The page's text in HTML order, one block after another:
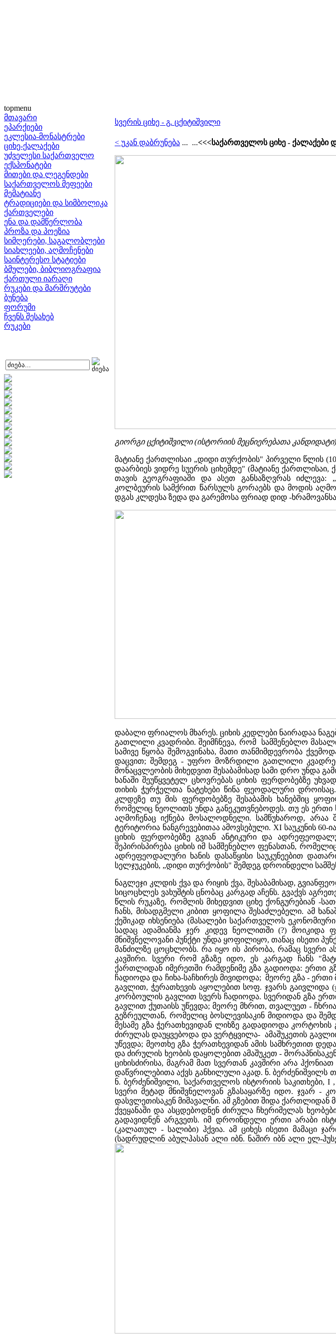
topmenu
მთავარი
ეპარქიები
ეკლესია-მონასტრები
ციხე-ქალაქები
უძველესი საქართველო
ექსპონატები
მითები და ლეგენდები
საქართველოს მეფეები
მემატიანე
ტრადიციები და სიმბოლიკა
ქართველები
ენა და დამწერლობა
პროზა და პოეზია
სიმღერები, საგალობლები
სიახლეები, აღმოჩენები
საინტერესო სტატიები
ბმულები, ბიბლიოგრაფია
ქართული იარაღი
რუკები და მარშრუტები
ბუნება
ფორუმი
ჩვენს შესახებ
რუკები
სვერის ციხე - გ. ცქიტიშვილი
< უკან დაბრუნება ... ...<<<საქართველოს ციხე - ქალაქები
გიორგი ცქიტიშვილი (ისტორიის მეცნიერებათა
მატიანე ქართლისაი „დიდი თურქობის" პირველი წლის
დაარბიეს ვიდრე სუერის ციხემდე" (მატიანე ქართლისაი,
თავის გეოგრაფიაში და ასეთ განსაზღვრას იძლევა:
კოლბეურის სამქრით წარსულს გორაებს და მოდის
დგას კლდესა ზედა და გარემოსა ფრიად დიდ -
დაბალი ფრიალოს მხარეს. ციხის კედლები ნაირადაა
გათლილი კვადრიბი. შეიმჩნევა, რომ სამშენებლო
სამივე წყობა შემოგვინახა, მათი თანმიმდევრობა
დაცვით; შემდეგ - უფრო მოზრდილი გათლილი
მონაცვლეობის მიხედვით შესაბამისად სამი დრო
ხანაში შეუწყვეტელ ცხოვრებას ციხის ფერდობებზე
თიხის ჭურჭელთა ნატეხები წინა ფეოდალური დროისაც.
კლდეზე თუ მის ფერდობებზე შესაბამის ხანებშიც
რომელიც ნეოლითს უნდა განეკუთვნებოდეს. თუ ეს ერთი
აღმოჩენაც იქნება მოსალოდნელი. სამწუხაროდ, არაა
ტერიტორია ნანგრევებითაა ამოვსებული. XI საუკუნის 60-
ციხის ფერდობებზე გვიან ანტიკური და
შეპირისპირება ციხის იმ სამშენებლო ფენასთან,
ადრეფეოდალური ხანის დასაწყისი საუკუნეებით
სელჯუკების, „დიდი თურქობის" შემდეგ დროინდელი
ნაგლეჯი კლდის ქვა და რიყის ქვა, შესაბამისად,
სიცოცხლეს ვახუშტის ცნობაც კარგად აჩენს. გვაქვს
წლის რუკაზე, რომლის მიხედვით ციხე ქონგურებიან -
ჩანს, მისადგმელი კიბით ყოფილა შესაძლებელი. ამ
ქეშიკად იხსენიება (მასალები საქართველოს
სადაც ადამიანმა ჯერ კიდევ ნეოლითში (?) მოიკიდა
მნიშვნელოვანი პუნქტი უნდა ყოფილიყო, თანაც ისეთი
მანძილზე ცოცხლობს. რა იყო ის პირობა, რამაც სვერი
კავშირი. სვერი რომ გზაზე იდო, ეს კარგად ჩანს
ქართლიდან იმერეთში რამდენიმე გზა გადიოდა: ერთი
ჩადიოდა და ჩიხა-საჩხირეს მივიდოდა; მეორე გზა -
გავლით, ჭერათხევის აყოლებით სოფ. ჯვარს გაივლიდა
კორბოულის გავლით სვერს ჩადიოდა. სვერიდან გზა
გავლით ქუთაისს უწევდა; მეორე მხრით, თვალუეთ -
გეზრეულთან, რომელიც ბოსლევისაკინ მიდიოდა და
მესამე გზა ჭერათხევიდან ლიხზე გადადიოდა
ძირულას დაუყვებოდა და ვერტყვილა- ამაშუკეთის
უწევდა; მეოთხე გზა ჭერათხევიდან ამის სამხრეთით
და ძირულის ხეობის დაყოლებით ამაშუკეთ -
ციხისძირისა, მაგრამ მათ სვერთან კავშირი არა
დაწვრილებითა აქვს განხილული აკად. ნ. ბერძენიშვილს
ნ. ბერძენიშვილი, საქართველოს ისტორიის საკითხები,
სვერი მეტად მნიშვნელოვან გზასაყარზე იდო. ჯვარ -
დასვლეთისაკენ მიმავალნი. ამ გზებით შიდა ქართლიდან
ქვეყანაში და ასცდებოდნენ ძირულა ჩხერიმელას
გადავიდნენ არგვეთს. იმ დროინდელი ერთი არაბი
(კალათულ - სალიბი) ჰქვია. ამ ციხეს ისეთი მამაცი
(სადრუდლინ აბულჰასან ალი იბნ. ნაშირ იბნ ალი ელ-